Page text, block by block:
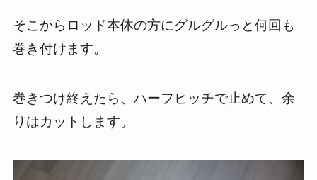
そこからロッド本体の方にグルグルっと何回も
巻き付けます。
巻きつけ終えたら、ハーフヒッチで止めて、余
りはカットします。